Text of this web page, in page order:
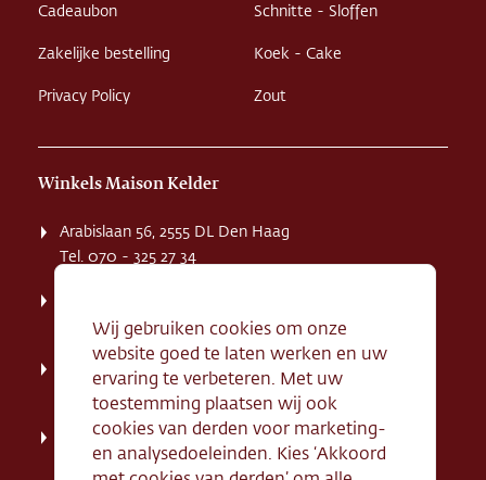
Cadeaubon
Zakelijke bestelling
Privacy Policy
Schnitte - Sloffen
Koek - Cake
Zout
Winkels Maison Kelder
Arabislaan 56, 2555 DL Den Haag
Tel. 070 - 325 27 34
Tel. 070 - 324 94 09
Kerkstraat 71, 2242 HD Wassenaar
Tel. 070 - 517 95 07
Dorpsstraat 134, 2712 AN Zoetermeer
Tel. 079 - 316 78 95
Wij gebruiken cookies om onze
website goed te laten werken en uw
ervaring te verbeteren. Met uw
toestemming plaatsen wij ook
cookies van derden voor marketing-
en analysedoeleinden. Kies ‘Akkoord